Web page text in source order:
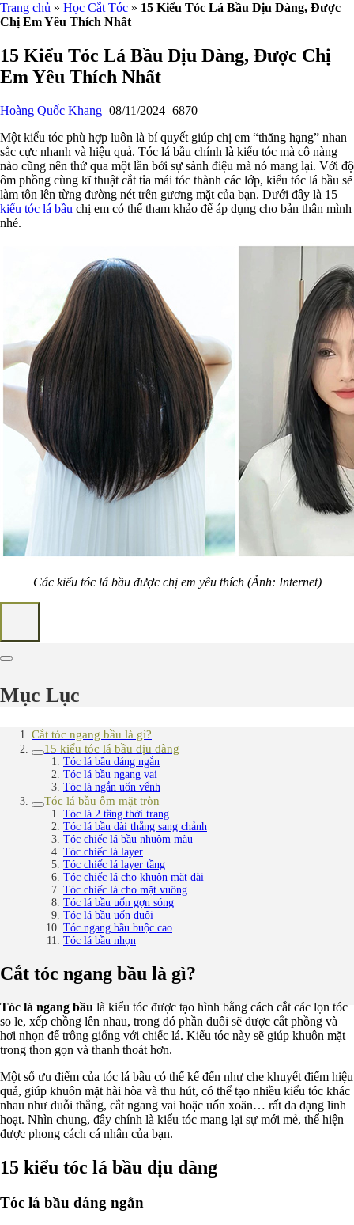
Trang chủ » Học Cắt Tóc » 15 Kiểu Tóc Lá Bầu Dịu Dàng, Được
Chị Em Yêu Thích Nhất
15 Kiểu Tóc Lá Bầu Dịu Dàng, Được Chị
Em Yêu Thích Nhất
Hoàng Quốc Khang 08/11/2024 6870
Một kiểu tóc phù hợp luôn là bí quyết giúp chị em “thăng hạng” nhan
sắc cực nhanh và hiệu quả. Tóc lá bầu chính là kiểu tóc mà cô nàng
nào cũng nên thử qua một lần bởi sự sành điệu mà nó mang lại. Với độ
ôm phồng cùng kĩ thuật cắt tỉa mái tóc thành các lớp, kiểu tóc lá bầu sẽ
làm tôn lên từng đường nét trên gương mặt của bạn. Dưới đây là 15
kiểu tóc lá bầu chị em có thể tham khảo để áp dụng cho bản thân mình
nhé.
Các kiểu tóc lá bầu được chị em yêu thích (Ảnh: Internet)
Mục Lục
Cắt tóc ngang bầu là gì?
15 kiểu tóc lá bầu dịu dàng
Tóc lá bầu dáng ngắn
Tóc lá bầu ngang vai
Tóc lá ngắn uốn vểnh
Tóc lá bầu ôm mặt tròn
Tóc lá 2 tầng thời trang
Tóc lá bầu dài thẳng sang chảnh
Tóc chiếc lá bầu nhuộm màu
Tóc chiếc lá layer
Tóc chiếc lá layer tầng
Tóc chiếc lá cho khuôn mặt dài
Tóc chiếc lá cho mặt vuông
Tóc lá bầu uốn gợn sóng
Tóc lá bầu uốn đuôi
Tóc ngang bầu buộc cao
Tóc lá bầu nhọn
Cắt tóc ngang bầu là gì?
Tóc lá ngang bầu là kiểu tóc được tạo hình bằng cách cắt các lọn tóc
so le, xếp chồng lên nhau, trong đó phần đuôi sẽ được cắt phồng và
hơi nhọn để trông giống với chiếc lá. Kiểu tóc này sẽ giúp khuôn mặt
trong thon gọn và thanh thoát hơn.
Một số ưu điểm của tóc lá bầu có thể kể đến như che khuyết điểm hiệu
quả, giúp khuôn mặt hài hòa và thu hút, có thể tạo nhiều kiểu tóc khác
nhau như duỗi thẳng, cắt ngang vai hoặc uốn xoăn… rất đa dạng linh
hoạt. Nhìn chung, đây chính là kiểu tóc mang lại sự mới mẻ, thể hiện
được phong cách cá nhân của bạn.
15 kiểu tóc lá bầu dịu dàng
Tóc lá bầu dáng ngắn